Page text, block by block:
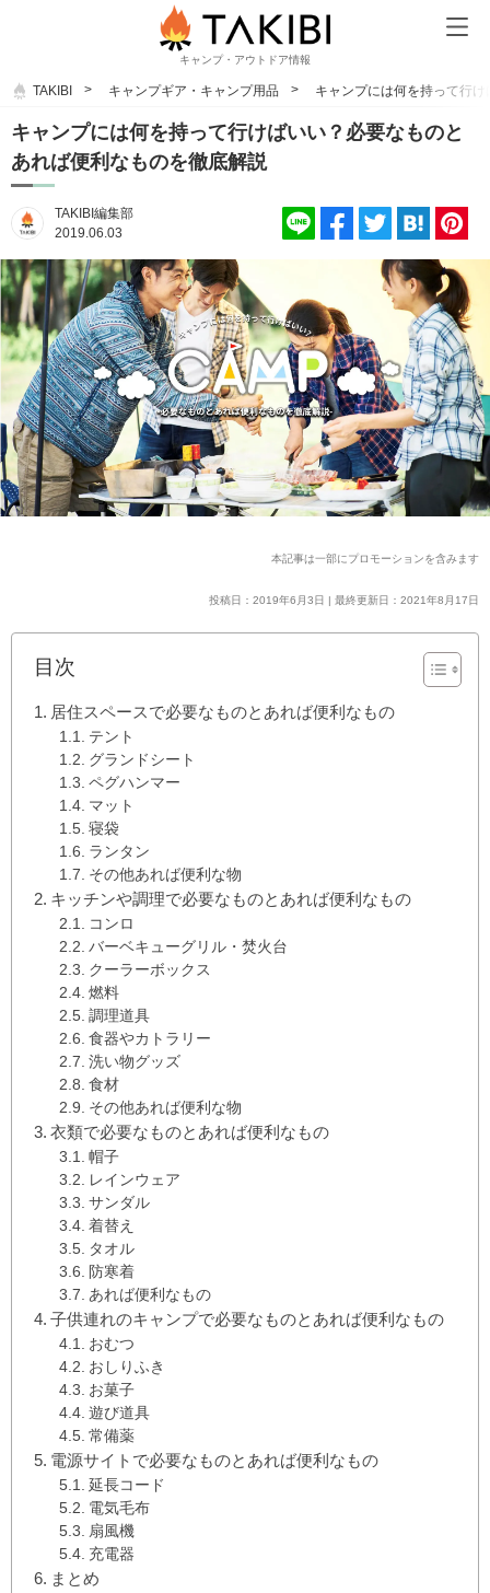
キャンプ・アウトドア情報
TAKIBI キャンプギア・キャンプ用品 キャンプには何を持って行
キャンプには何を持って行けばいい？必要なものと
あれば便利なものを徹底解説
TAKIBI編集部
2019.06.03
本記事は一部にプロモーションを含みます
投稿日：2019年6月3日 | 最終更新日：2021年8月17日
目次
居住スペースで必要なものとあれば便利なもの
テント
グランドシート
ペグハンマー
マット
寝袋
ランタン
その他あれば便利な物
キッチンや調理で必要なものとあれば便利なもの
コンロ
バーベキューグリル・焚火台
クーラーボックス
燃料
調理道具
食器やカトラリー
洗い物グッズ
食材
その他あれば便利な物
衣類で必要なものとあれば便利なもの
帽子
レインウェア
サンダル
着替え
タオル
防寒着
あれば便利なもの
子供連れのキャンプで必要なものとあれば便利なもの
おむつ
おしりふき
お菓子
遊び道具
常備薬
電源サイトで必要なものとあれば便利なもの
延長コード
電気毛布
扇風機
充電器
まとめ